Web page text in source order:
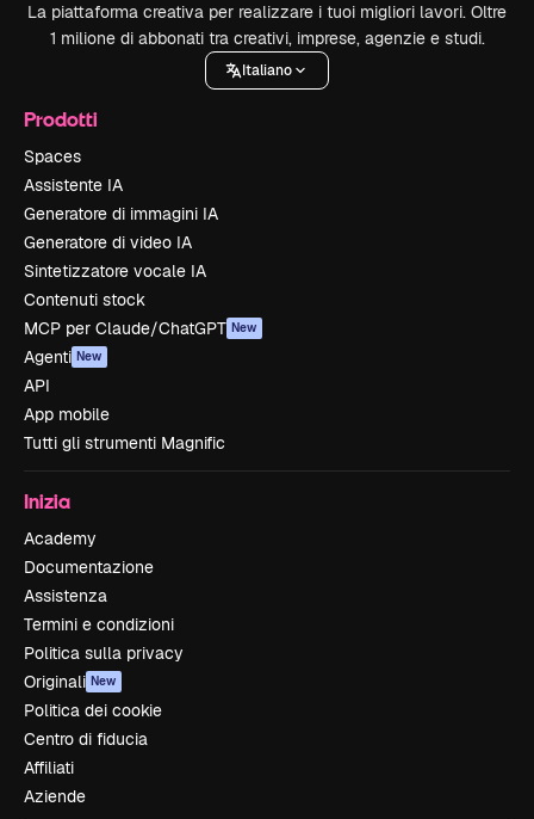
La piattaforma creativa per realizzare i tuoi migliori lavori. Oltre
1 milione di abbonati tra creativi, imprese, agenzie e studi.
Italiano
Prodotti
Spaces
Assistente IA
Generatore di immagini IA
Generatore di video IA
Sintetizzatore vocale IA
Contenuti stock
MCP per Claude/ChatGPT New
Agenti New
API
App mobile
Tutti gli strumenti Magnific
Inizia
Academy
Documentazione
Assistenza
Termini e condizioni
Politica sulla privacy
Originali New
Politica dei cookie
Centro di fiducia
Affiliati
Aziende